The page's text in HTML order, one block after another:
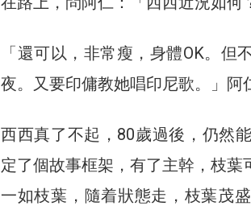
「還可以，非常瘦，身體OK。
夜。又要印傭教她唱印尼歌。」阿
西西真了不起，80歲過後，仍然
定了個故事框架，有了主幹，枝葉
一如枝葉，隨着狀態走，枝葉茂